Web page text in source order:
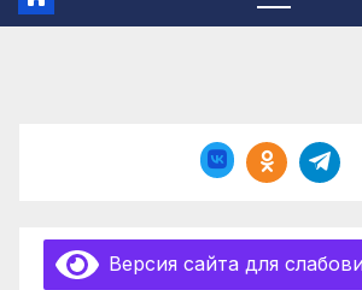
Версия сайта для